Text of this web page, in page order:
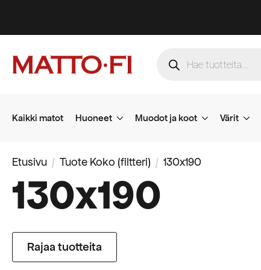
search
Kaikki matot Huoneet Muodot ja koot Värit
Etusivu Tuote Koko (filtteri) 130x190
130x190
Rajaa tuotteita